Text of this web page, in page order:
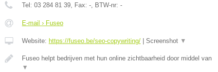
Tel: 03 284 81 39, Fax: -, BTW-nr: -
E-mail › Fuseo
Website: https://fuseo.be/seo-copywriting/ Screenshot ▼
Fuseo helpt bedrijven met hun online zichtbaarheid door middel van
▼